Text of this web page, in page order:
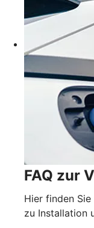
FAQ zur
Hier finden
zu Installation